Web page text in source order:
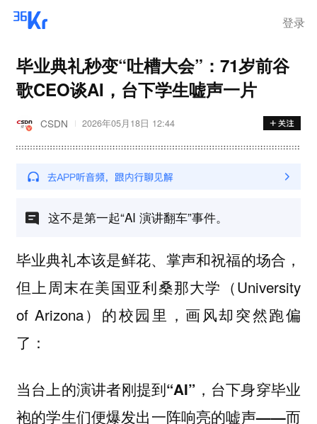
登录
毕业典礼秒变“吐槽大会”：71岁前谷
歌CEO谈AI，台下学生嘘声一片
CSDN 2026年05月18日 12:44
这不是第一起“AI 演讲翻车”事件。
毕业典礼本该是鲜花、掌声和祝福的场合，
但上周末在美国亚利桑那大学（University
of Arizona）的校园里，画风却突然跑偏
了：
当台上的演讲者刚提到“AI”，台下身穿毕业
袍的学生们便爆发出一阵响亮的嘘声——而